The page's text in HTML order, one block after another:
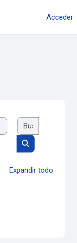
Acceder
Buscar cursos
Expandir todo